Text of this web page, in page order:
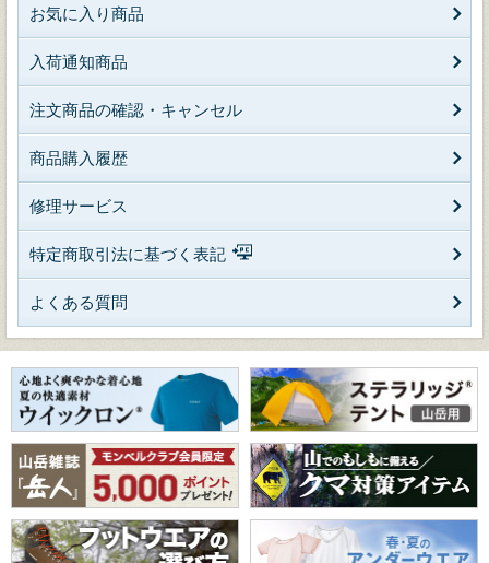
お気に入り商品
入荷通知商品
注文商品の確認・キャンセル
商品購入履歴
修理サービス
特定商取引法に基づく表記
よくある質問